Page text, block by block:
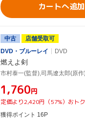
カートへ追加
中古
店舗受取可
DVD・ブルーレイ
DVD
燃えよ剣
¥1,760円
定価より2,420円（57%）おトク
獲得ポイント 16P